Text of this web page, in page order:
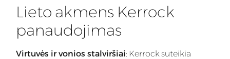
Lieto akmens Kerrock
panaudojimas
Virtuvės ir vonios stalviršiai: Kerrock suteikia